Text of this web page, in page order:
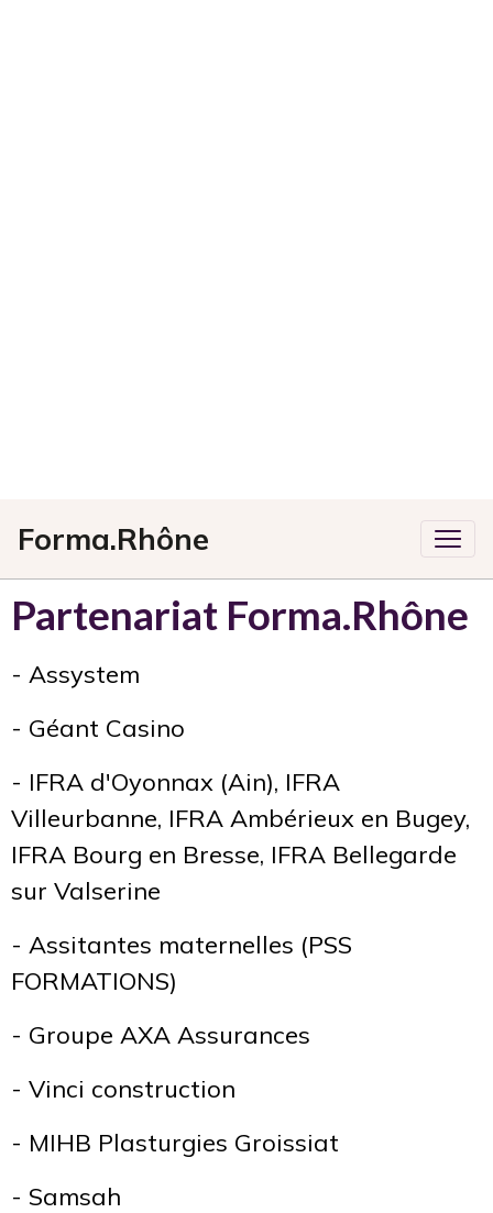
Forma.Rhône
Partenariat Forma.Rhône
- Assystem
- Géant Casino
- IFRA d'Oyonnax (Ain), IFRA
Villeurbanne, IFRA Ambérieux en Bugey,
IFRA Bourg en Bresse, IFRA Bellegarde
sur Valserine
- Assitantes maternelles (PSS
FORMATIONS)
- Groupe AXA Assurances
- Vinci construction
- MIHB Plasturgies Groissiat
- Samsah